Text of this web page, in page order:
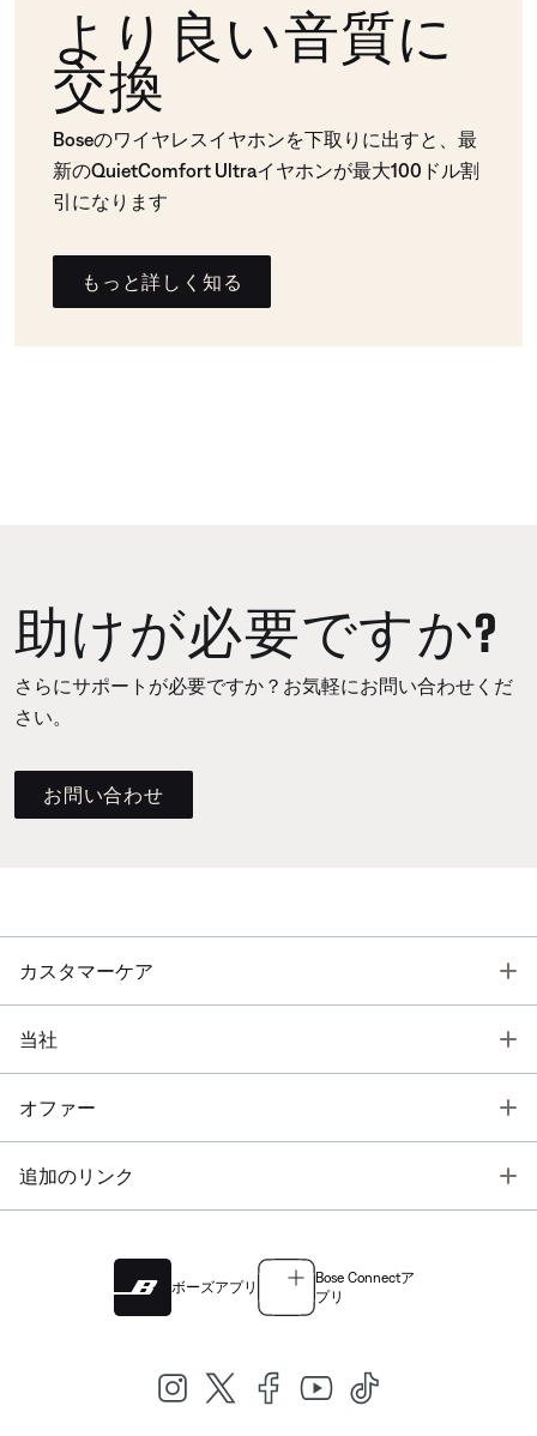
より良い音質に
交換
Boseのワイヤレスイヤホンを下取りに出すと、最
新のQuietComfort Ultraイヤホンが最大100ドル割
引になります
もっと詳しく知る
助けが必要ですか?
さらにサポートが必要ですか？お気軽にお問い合わせくだ
さい。
お問い合わせ
カスタマーケア
当社
オファー
追加のリンク
ボーズアプリ
Bose Connectア
プリ